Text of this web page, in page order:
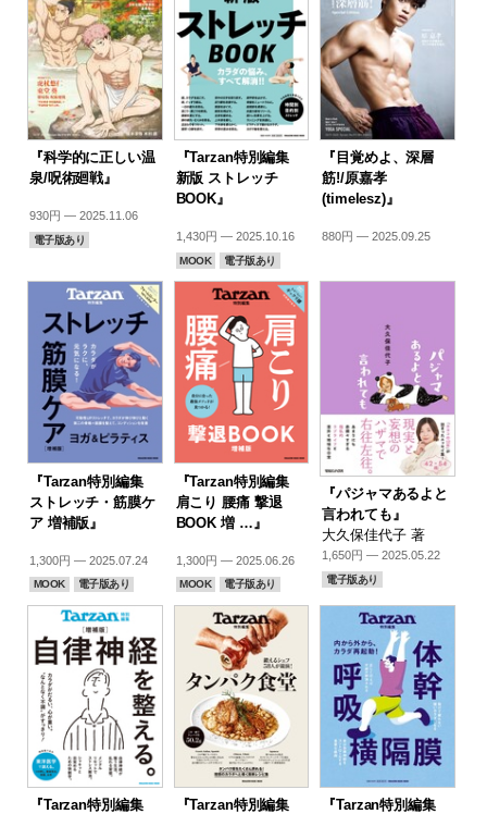
『科学的に正しい温
泉/呪術廻戦』
930円 — 2025.11.06
電子版あり
『Tarzan特別編集
新版 ストレッチ
BOOK』
1,430円 — 2025.10.16
MOOK 電子版あり
『目覚めよ、深層
筋!/原嘉孝
(timelesz)』
880円 — 2025.09.25
『Tarzan特別編集
ストレッチ・筋膜ケ
ア 増補版』
1,300円 — 2025.07.24
MOOK 電子版あり
『Tarzan特別編集
肩こり 腰痛 撃退
BOOK 増 …』
1,300円 — 2025.06.26
MOOK 電子版あり
『パジャマあるよと
言われても』
大久保佳代子 著
1,650円 — 2025.05.22
電子版あり
『Tarzan特別編集
『Tarzan特別編集
『Tarzan特別編集